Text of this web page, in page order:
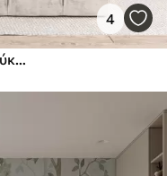
4
Ορεινό τοπίο με ένα δάσος από πεύκα και πολυεπίπεδα βουνά κατά τη διάρκεια της αυγής με ελαφριά ομίχλη υδατογραφία απομίμηση τέχνης